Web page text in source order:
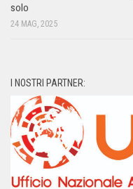
solo
24 MAG, 2025
I NOSTRI PARTNER: